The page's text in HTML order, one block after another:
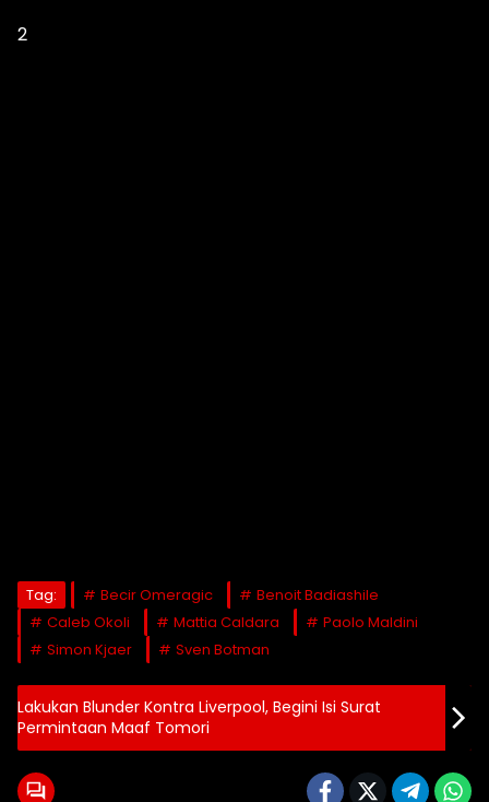
2
Tag: Becir Omeragic
Benoit Badiashile
Caleb Okoli
Mattia Caldara
Paolo Maldini
Simon Kjaer
Sven Botman
Lakukan Blunder Kontra Liverpool, Begini Isi Surat
Permintaan Maaf Tomori